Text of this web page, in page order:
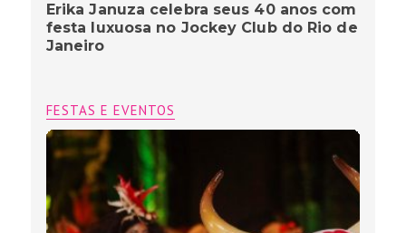
Erika Januza celebra seus 40 anos com
festa luxuosa no Jockey Club do Rio de
Janeiro
FESTAS E EVENTOS